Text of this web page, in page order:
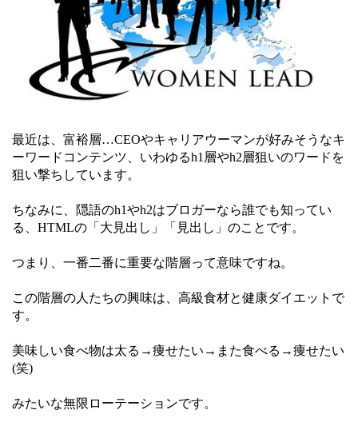
最近は、富裕層…CEOやキャリアウーマンが好みそうなキ
ーワードコンテンツ、いわゆるh1層やh2層狙いのワードを
狙い撃ちしています。
ちなみに、隠語のh1やh2はブロガーなら誰でも知ってい
る、HTMLの「大見出し」「見出し」のことです。
つまり、一番二番に重要な階層って意味ですね。
この階層の人たちの興味は、高級食材と健康ダイエットで
す。
美味しい食べ物は太る→痩せたい→また食べる→痩せたい
(笑)
みたいな無限ローテーションです。